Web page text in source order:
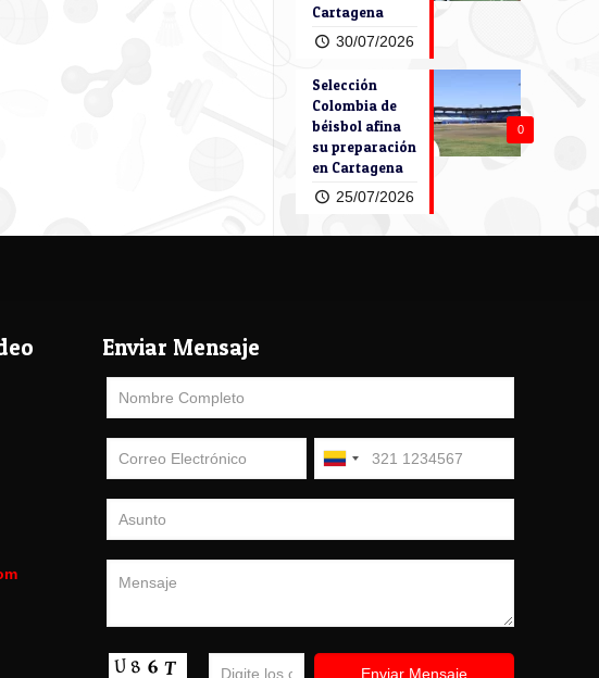
Cartagena
30/07/2026
0
Selección
Colombia de
béisbol afina
su preparación
en Cartagena
25/07/2026
Enviar Mensaje